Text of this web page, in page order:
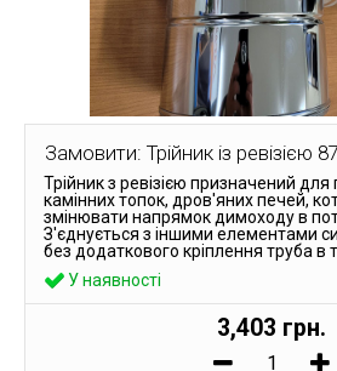
Замовити: Трійник із ревізією
Трійник з ревізією призначений
камінних топок, дров'яних печей,
змінювати напрямок димоходу в
З'єднується з іншими елементами
без додаткового кріплення труба в
У наявності
3,403 грн.